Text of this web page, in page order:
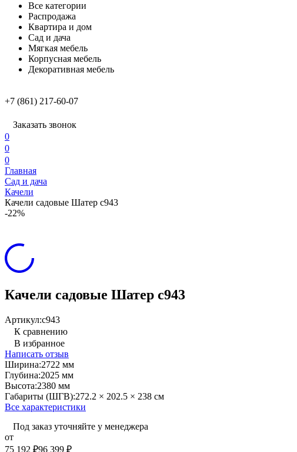
Все категории
Распродажа
Квартира и дом
Сад и дача
Мягкая мебель
Корпусная мебель
Декоративная мебель
+7 (861) 217-60-07
Заказать звонок
0
0
0
Главная
Сад и дача
Качели
Качели садовые Шатер с943
-22%
Качели садовые Шатер с943
Артикул:с943
К сравнению
В избранное
Написать отзыв
Ширина:2722 мм
Глубина:2025 мм
Высота:2380 мм
Габариты (ШГВ):272.2 × 202.5 × 238 см
Все характеристики
Под заказ уточняйте у менеджера
от
75 192 ₽96 399 ₽